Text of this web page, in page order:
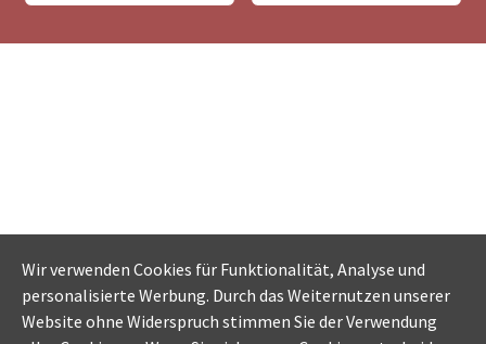
Wir verwenden Cookies für Funktionalität, Analyse und
personalisierte Werbung. Durch das Weiternutzen unserer
Website ohne Widerspruch stimmen Sie der Verwendung